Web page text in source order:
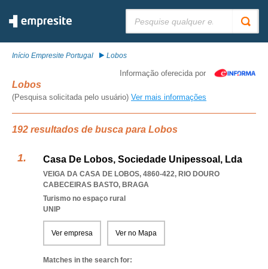
Início Empresite Portugal Lobos
Informação oferecida por
Lobos
(Pesquisa solicitada pelo usuário) Ver mais informações
192 resultados de busca para Lobos
Casa De Lobos, Sociedade Unipessoal, Lda
VEIGA DA CASA DE LOBOS, 4860-422, RIO DOURO
CABECEIRAS BASTO, BRAGA
Turismo no espaço rural
UNIP
Ver empresa Ver no Mapa
Matches in the search for: